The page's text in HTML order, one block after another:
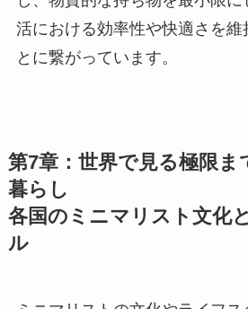
活における効率性や快適さを維
とに繋がっています。
第7章：世界で見る極限ま
暮らし
各国のミニマリスト文化
ル